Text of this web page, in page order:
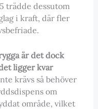
trädde dessutom
i kraft, där fler
är det dock
ligger kvar
krävs så behöver
om
område, vilket